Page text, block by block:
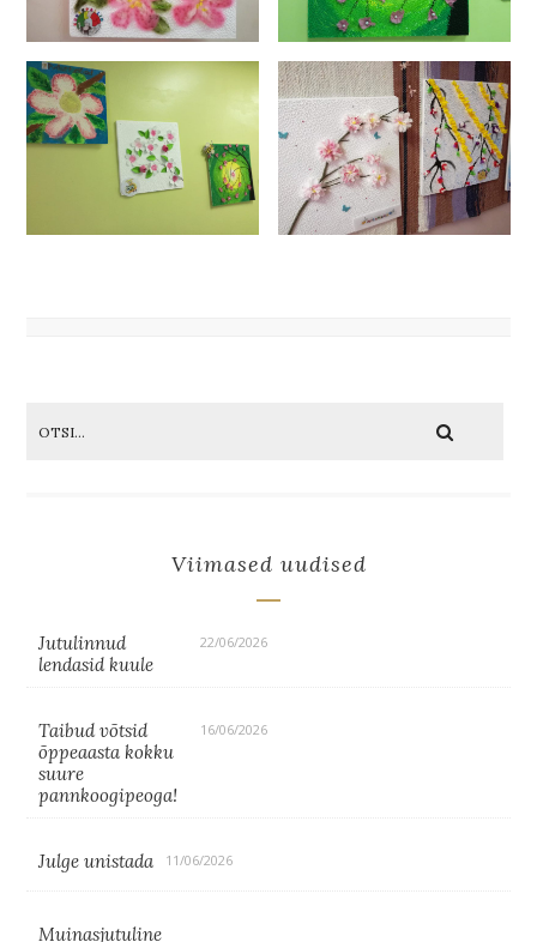
Viimased uudised
Jutulinnud
lendasid kuule
22/06/2026
Taibud võtsid
õppeaasta kokku
suure
pannkoogipeoga!
16/06/2026
Julge unistada 11/06/2026
Muinasjutuline